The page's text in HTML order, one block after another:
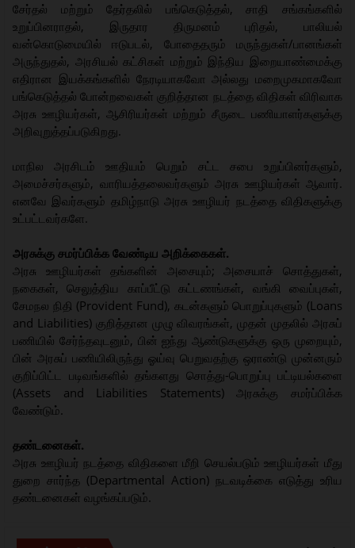
சேர்தல் மற்றும் தேர்தலில் பங்கெடுத்தல், சாதி சங்கங்களில்
உறுப்பினராதல், இருதார திருமனம் புரிதல், பாலியல்
வன்கொடுமையில் ஈடுபடல், போதைதரும் மருந்துகள்/பானங்கள்
அருந்துதல், அரசியல் கட்சிகள் மற்றும் இந்திய இறையாண்மைக்கு
எதிரான இயக்கங்களில் நேரடியாகவோ அல்லது மறைமுகமாகவோ
பங்கெடுத்தல் போன்றவைகள் குறித்தான நடத்தை விதிகள் விரிவாக
அரசு ஊழியர்கள், ஆசிரியர்கள் மற்றும் சீருடை பணியாளர்களுக்கு
அறிவுறுத்தப்படுகிறது.
மாநில அரசிடம் ஊதியம் பெறும் சட்ட சபை உறுப்பினர்களும்,
அமைச்சர்களும், வாரியத்தலைவர்களும் அரசு ஊழியர்கள் ஆவார்.
எனவே இவர்களும் தமிழ்நாடு அரசு ஊழியர் நடத்தை விதிகளுக்கு
உட்பட்டவர்களே.
அரசுக்கு சமர்ப்பிக்க வேண்டிய அறிக்கைகள்.
அரசு ஊழியர்கள் தங்களின் அசையும்; அசையாச் சொத்துகள்,
நகைகள், செலுத்திய காப்பீட்டு கட்டணங்கள், வங்கி வைப்புகள்,
சேமநல நிதி (Provident Fund), கடன்களும் பொறுப்புகளும் (Loans
and Liabilities) குறித்தான முழு விவரங்கள், முதன் முதலில் அரசுப்
பணியில் சேர்ந்தவுடனும், பின் ஐந்து ஆண்டுகளுக்கு ஒரு முறையும்,
பின் அரசுப் பணியிலிருந்து ஓய்வு பெறுவதற்கு ஒராண்டு முன்னரும்
குறிப்பிட்ட படிவங்களில் தங்களது சொத்து-பொறுப்பு பட்டியல்களை
(Assets and Liabilities Statements) அரசுக்கு சமர்ப்பிக்க
வேண்டும்.
தண்டனைகள்.
அரசு ஊழியர் நடத்தை விதிகளை மீறி செயல்படும் ஊழியர்கள் மீது
துறை சார்ந்த (Departmental Action) நடவடிக்கை எடுத்து உரிய
தண்டனைகள் வழங்கப்படும்.